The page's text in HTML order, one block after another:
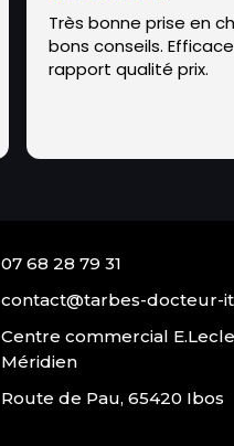
Très bonne prise en
bons conseils.
rapport qualité prix.
07 68 28 79 31
contact@tarbes-docteur-
Centre commercial
Méridien
Route de Pau, 65420 Ibos